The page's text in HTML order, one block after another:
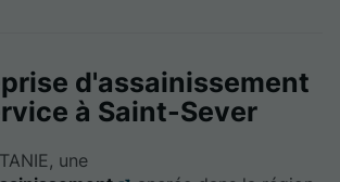
d'assainissement
à Saint-Sever
une